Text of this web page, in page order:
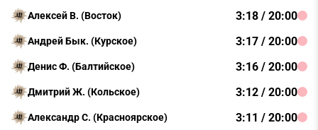
Алексей В. (Восток) 3:18 / 20:00
Андрей Бык. (Курское) 3:17 / 20:00
Денис Ф. (Балтийское) 3:16 / 20:00
Дмитрий Ж. (Кольское) 3:12 / 20:00
Александр С. (Красноярское) 3:11 / 20:00